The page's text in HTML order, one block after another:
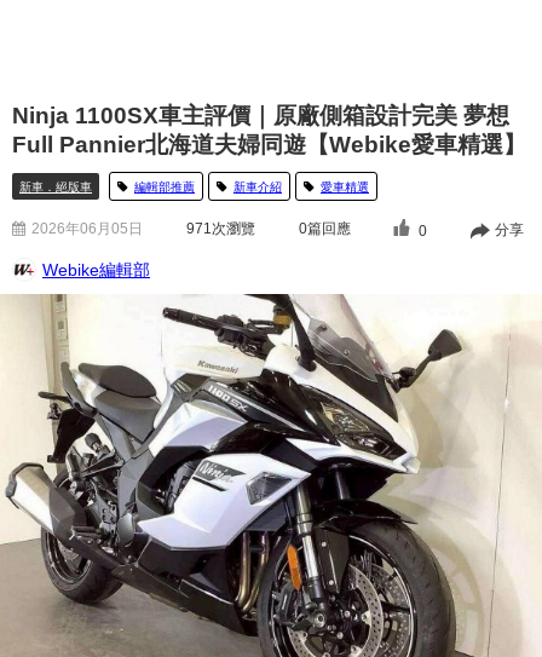
Ninja 1100SX車主評價｜原廠側箱設計完美 夢想
Full Pannier北海道夫婦同遊【Webike愛車精選】
新車．絕版車 編輯部推薦 新車介紹 愛車精選
2026年06月05日 971 次瀏覽 0篇回應 0 分享
Webike編輯部